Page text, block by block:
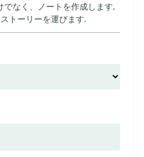
でなく、ノートを作成します,
トーリーを運びます.